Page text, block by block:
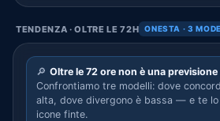
TENDENZA · OLTRE LE 72H ONESTA · 3
🔎 Oltre le 72 ore non è una
Confrontiamo tre modelli: dove
alta, dove divergono è bassa — e te lo
icone finte.